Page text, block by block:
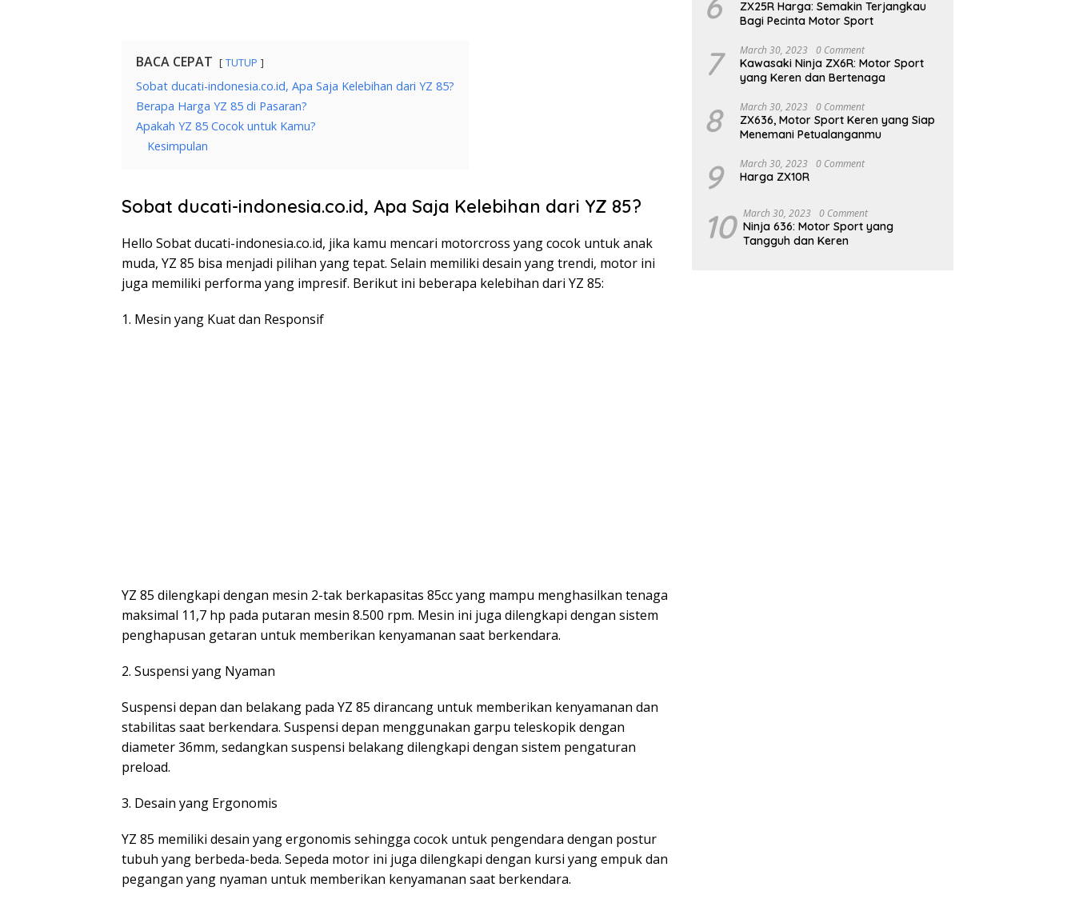
BACA CEPAT TUTUP
Sobat ducati-indonesia.co.id, Apa Saja Kelebihan dari YZ 85?
Berapa Harga YZ 85 di Pasaran?
Apakah YZ 85 Cocok untuk Kamu?
Kesimpulan
Sobat ducati-indonesia.co.id, Apa Saja Kelebihan dari YZ 85?
Hello Sobat ducati-indonesia.co.id, jika kamu mencari motorcross yang cocok untuk anak
muda, YZ 85 bisa menjadi pilihan yang tepat. Selain memiliki desain yang trendi, motor ini
juga memiliki performa yang impresif. Berikut ini beberapa kelebihan dari YZ 85:
1. Mesin yang Kuat dan Responsif
YZ 85 dilengkapi dengan mesin 2-tak berkapasitas 85cc yang mampu menghasilkan tenaga
maksimal 11,7 hp pada putaran mesin 8.500 rpm. Mesin ini juga dilengkapi dengan sistem
penghapusan getaran untuk memberikan kenyamanan saat berkendara.
2. Suspensi yang Nyaman
Suspensi depan dan belakang pada YZ 85 dirancang untuk memberikan kenyamanan dan
stabilitas saat berkendara. Suspensi depan menggunakan garpu teleskopik dengan
diameter 36mm, sedangkan suspensi belakang dilengkapi dengan sistem pengaturan
preload.
3. Desain yang Ergonomis
YZ 85 memiliki desain yang ergonomis sehingga cocok untuk pengendara dengan postur
tubuh yang berbeda-beda. Sepeda motor ini juga dilengkapi dengan kursi yang empuk dan
pegangan yang nyaman untuk memberikan kenyamanan saat berkendara.
ZX25R Harga: Semakin Terjangkau
Bagi Pecinta Motor Sport
7 March 30, 2023 0 Comment
Kawasaki Ninja ZX6R: Motor Sport
yang Keren dan Bertenaga
8 March 30, 2023 0 Comment
ZX636, Motor Sport Keren yang Siap
Menemani Petualanganmu
9 March 30, 2023 0 Comment
Harga ZX10R
10 March 30, 2023 0 Comment
Ninja 636: Motor Sport yang
Tangguh dan Keren